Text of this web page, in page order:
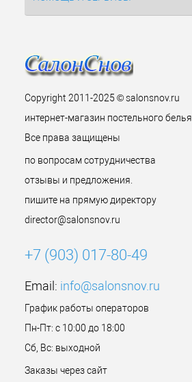
Copyright 2011-2025 © salonsnov.ru
интернет-магазин постельного белья.
Все права защищены
по вопросам сотрудничества
отзывы и предложения.
пишите на прямую директору
director@salonsnov.ru
+7 (903) 017-80-49
Email: info@salonsnov.ru
График работы операторов
Пн-Пт: с 10:00 до 18:00
Сб, Вс: выходной
Заказы через сайт